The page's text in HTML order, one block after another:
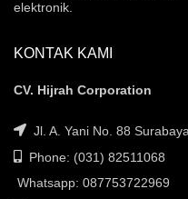
elektronik.
KONTAK KAMI
CV. Hijrah Corporation
Jl. A. Yani No. 88 Surabaya
Phone: (031) 82511068
Whatsapp: 087753722969